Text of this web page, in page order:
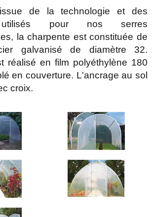
issue de la technologie et des
utilisés pour nos serres
la charpente est constituée de
galvanisé de diamètre 32.
réalisé en film polyéthylène 180
en couverture. L'ancrage au sol
croix.